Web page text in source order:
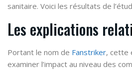
sanitaire. Voici les résultats de
Les explications
Portant le nom de Fanstriker, cette
examiner l’impact au niveau des